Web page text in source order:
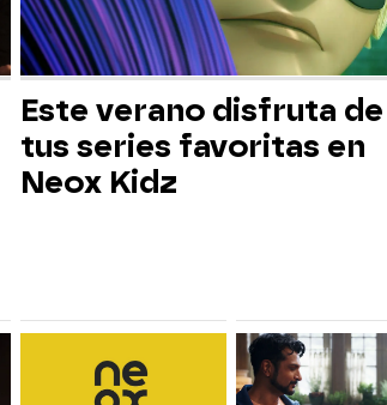
Este verano disfruta de
tus series favoritas en
Neox Kidz